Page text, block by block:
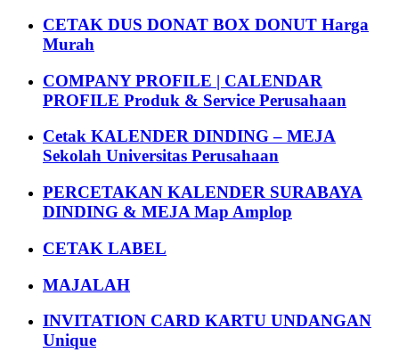
CETAK DUS DONAT BOX DONUT Harga
Murah
COMPANY PROFILE | CALENDAR
PROFILE Produk & Service Perusahaan
Cetak KALENDER DINDING – MEJA
Sekolah Universitas Perusahaan
PERCETAKAN KALENDER SURABAYA
DINDING & MEJA Map Amplop
CETAK LABEL
MAJALAH
INVITATION CARD KARTU UNDANGAN
Unique